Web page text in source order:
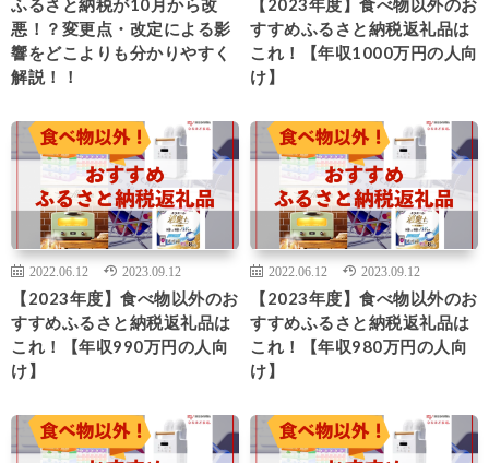
ふるさと納税が10月から改
悪！？変更点・改定による影
響をどこよりも分かりやすく
解説！！
【2023年度】食べ物以外のお
すすめふるさと納税返礼品は
これ！【年収1000万円の人向
け】
2022.06.12 2023.09.12
【2023年度】食べ物以外のお
すすめふるさと納税返礼品は
これ！【年収990万円の人向
け】
2022.06.12 2023.09.12
【2023年度】食べ物以外のお
すすめふるさと納税返礼品は
これ！【年収980万円の人向
け】